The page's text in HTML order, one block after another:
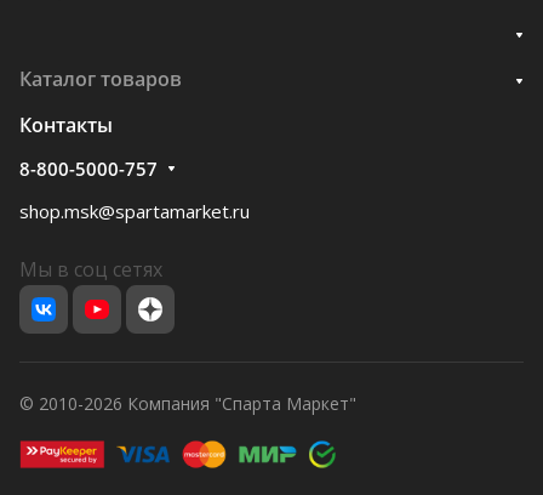
Каталог товаров
Контакты
8-800-5000-757
shop.msk@spartamarket.ru
Мы в соц сетях
© 2010-2026 Компания "Спарта Маркет"